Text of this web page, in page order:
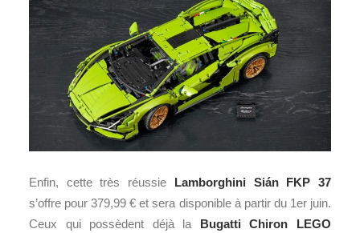
Enfin, cette très réussie Lamborghini Sián FKP 37
s’offre pour 379,99 € et sera disponible à partir du 1er juin.
Ceux qui possèdent déjà la Bugatti Chiron LEGO